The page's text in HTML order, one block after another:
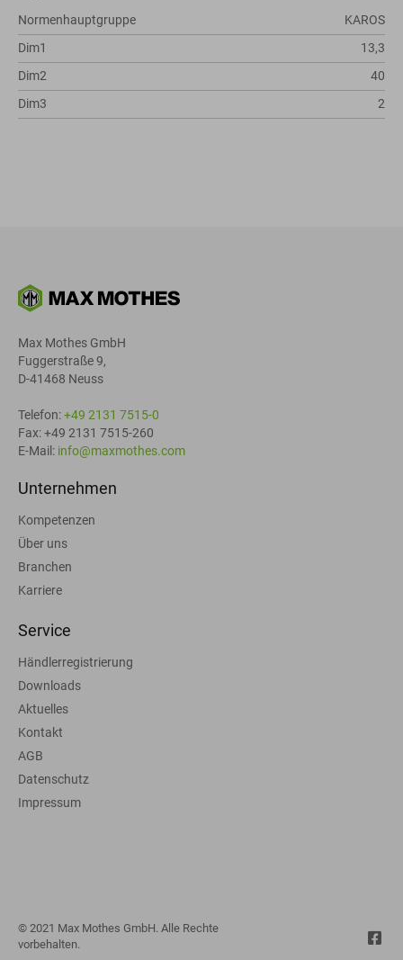
Normenhauptgruppe
KAROS
Dim1
13,3
Dim2
40
Dim3
2
Max Mothes GmbH
Fuggerstraße 9,
D-41468 Neuss
Telefon:+49 2131 7515-0
Fax: +49 2131 7515-260
E-Mail: info@maxmothes.com
Unternehmen
Kompetenzen
Über uns
Branchen
Karriere
Service
Händlerregistrierung
Downloads
Aktuelles
Kontakt
AGB
Datenschutz
Impressum
© 2021 Max Mothes GmbH. Alle Rechte
vorbehalten.